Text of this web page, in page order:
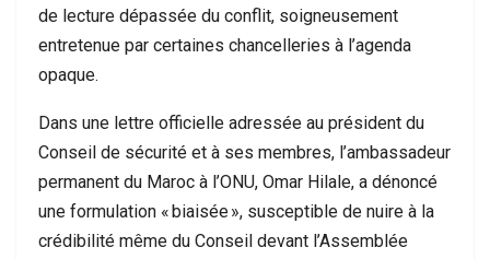
de lecture dépassée du conflit, soigneusement
entretenue par certaines chancelleries à l’agenda
opaque.
Dans une lettre officielle adressée au président du
Conseil de sécurité et à ses membres, l’ambassadeur
permanent du Maroc à l’ONU, Omar Hilale, a dénoncé
une formulation « biaisée », susceptible de nuire à la
crédibilité même du Conseil devant l’Assemblée